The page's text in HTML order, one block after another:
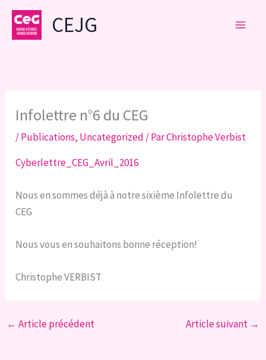
Aller
contenu
CEJG
Infolettre n°6 du CEG
/Publications, Uncategorized / ParChristophe Verbist
Cyberlettre_CEG_Avril_2016
Nous en sommes déjà à notre sixième Infolettre du
CEG
Nous vous en souhaitons bonne réception!
Christophe VERBIST
← Article précédent Article suivant →